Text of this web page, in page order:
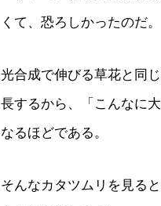
くて、恐ろしかったのだ。
光合成で伸びる草花と同
長するから、「こんなに
なるほどである。
そんなカタツムリを見る